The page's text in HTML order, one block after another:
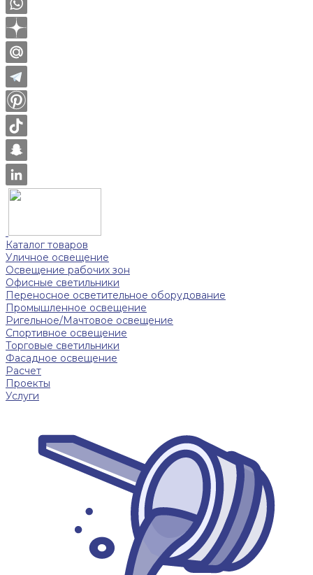
Каталог товаров
Уличное освещение
Освещение рабочих зон
Офисные светильники
Переносное осветительное оборудование
Промышленное освещение
Ригельное/Мачтовое освещение
Спортивное освещение
Торговые светильники
Фасадное освещение
Расчет
Проекты
Услуги